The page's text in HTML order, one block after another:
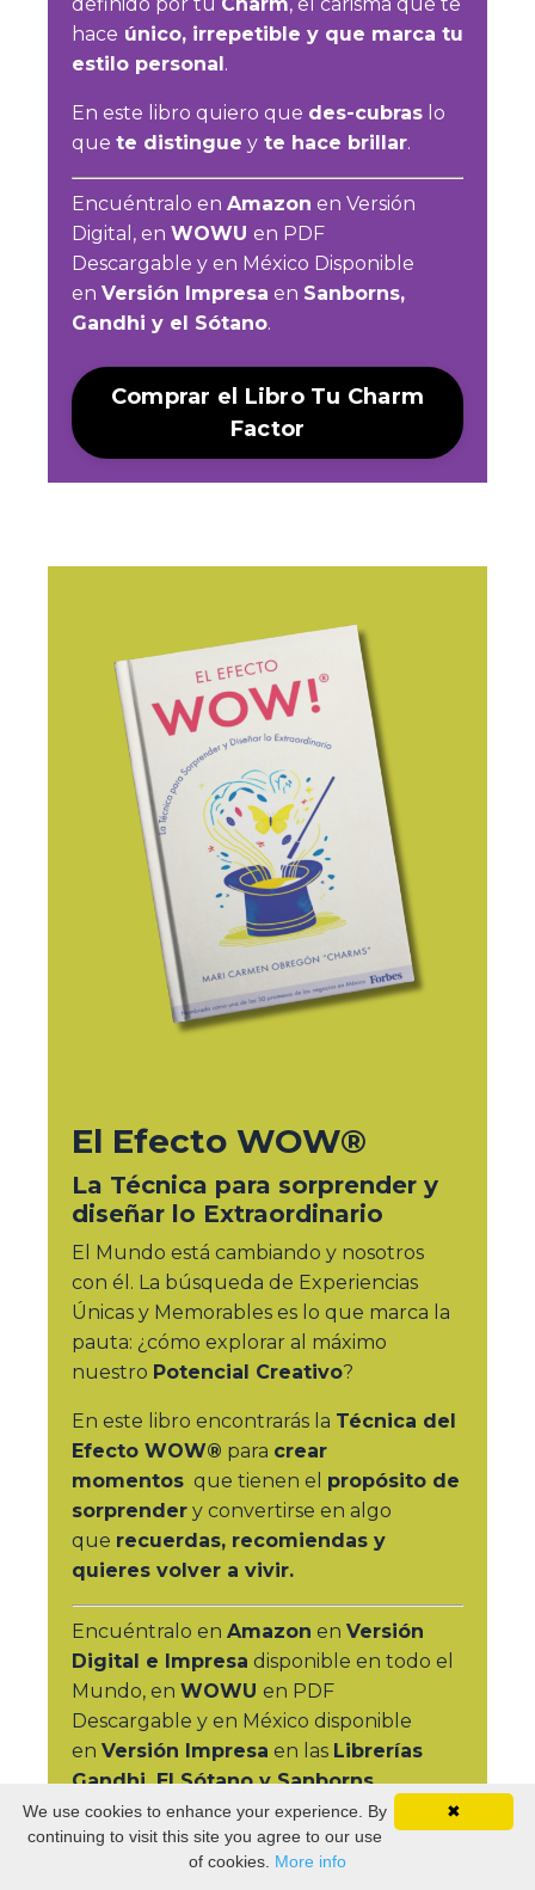
hace único, irrepetible y que marca tu
estilo personal .
En este libro quiero que des-cubras lo
que te distingue y te hace brillar.
Encuéntralo en Amazon en Versión
Digital, en WOWU en PDF
Descargable y en México Disponible
en Versión Impresa en Sanborns,
Gandhi y el Sótano.
Comprar el Libro Tu Charm
Factor
El Efecto WOW®
La Técnica para sorprender y
diseñar lo Extraordinario
El Mundo está cambiando y nosotros
con él. La búsqueda de Experiencias
Únicas y Memorables es lo que marca la
pauta: ¿cómo explorar al máximo
nuestro Potencial Creativo?
En este libro encontrarás la Técnica del
Efecto WOW® para crear
momentos que tienen el propósito de
sorprender y convertirse en algo
que recuerdas, recomiendas y
quieres volver a vivir.
Encuéntralo en Amazon en Versión
Digital e Impresa disponible en todo el
Mundo, en WOWU en PDF
Descargable y en México disponible
en Versión Impresa en las Librerías
Gandhi, El Sótano y Sanborns.
Comprar el Libro El Efecto
✖
We use cookies to enhance your experience. By
continuing to visit this site you agree to our use
of cookies. More info